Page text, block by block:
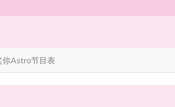
你Astro节目表
马上又去演忍者”
！10月31日登场